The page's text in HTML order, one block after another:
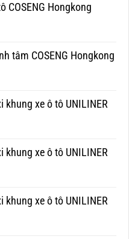
COSENG Hongkong
tâm COSENG Hongkong
khung xe ô tô UNILINER
khung xe ô tô UNILINER
khung xe ô tô UNILINER